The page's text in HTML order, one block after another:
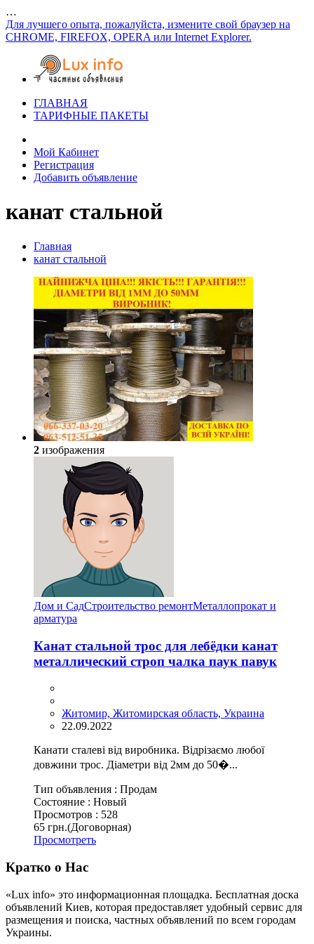
…
Для лучшего опыта, пожалуйста, измените свой браузер на
CHROME, FIREFOX, OPERA или Internet Explorer.
ГЛАВНАЯ
ТАРИФНЫЕ ПАКЕТЫ
Мой Кабинет
Регистрация
Добавить объявление
канат стальной
Главная
канат стальной
2 изображения
Дом и СадСтроительство ремонтМеталлопрокат и
арматура
Канат стальной трос для лебёдки канат
металлический строп чалка паук павук
Житомир, Житомирская область, Украина
22.09.2022
Канати сталеві від виробника. Відрізаємо любої
довжини трос. Діаметри від 2мм до 50�...
Тип объявления : Продам
Состояние : Новый
Просмотров : 528
65 грн.(Договорная)
Просмотреть
Кратко о Нас
«Lux info» это информационная площадка. Бесплатная доска
объявлений Киев, которая предоставляет удобный сервис для
размещения и поиска, частных объявлений по всем городам
Украины.